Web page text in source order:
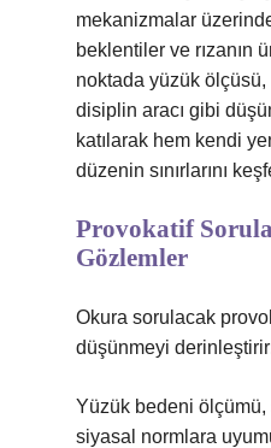
mekanizmalar
beklentiler ve rızanın
noktada yüzük
disiplin aracı gibi
katılarak hem kendi
düzenin sınırlarını
Provokatif
Gözlemler
Okura sorulacak
düşünmeyi
Yüzük bedeni
siyasal normlara